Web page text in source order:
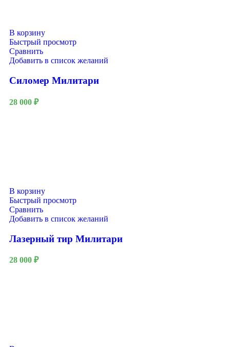
В корзину
Быстрый просмотр
Сравнить
Добавить в список желаний
Силомер Милитари
28 000 ₽
В корзину
Быстрый просмотр
Сравнить
Добавить в список желаний
Лазерный тир Милитари
28 000 ₽